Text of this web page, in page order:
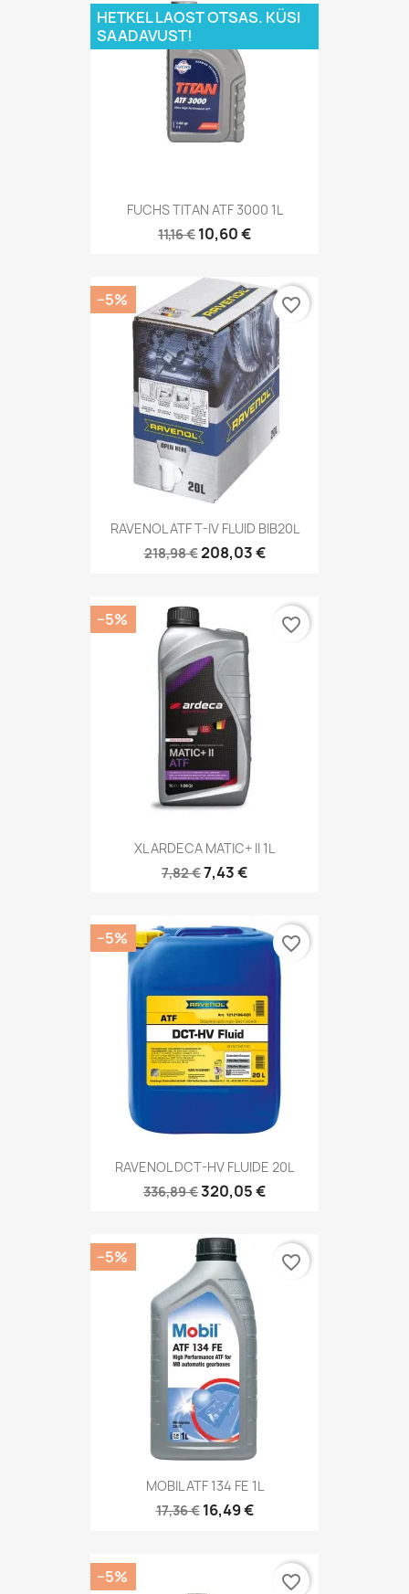
FUCHS TITAN ATF 3000 1L
11,16 € 10,60 €
HETKEL LAOST OTSAS. KÜSI
SAADAVUST!
RAVENOL ATF T-IV FLUID BIB20L
218,98 €208,03 €
−5% favorite_border
XL ARDECA MATIC+ II 1L
7,82 €7,43 €
−5% favorite_border
RAVENOL DCT-HV FLUIDE 20L
336,89 €320,05 €
−5% favorite_border
MOBIL ATF 134 FE 1L
17,36 € 16,49 €
−5% favorite_border
−5% favorite_border